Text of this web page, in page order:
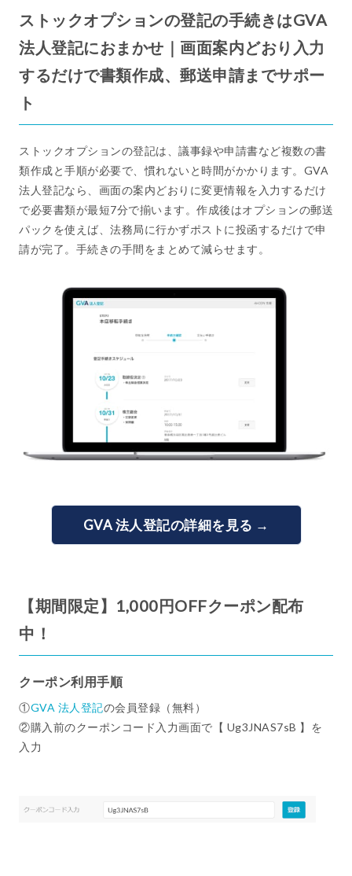
ストックオプションの登記の手続きはGVA
法人登記におまかせ｜画面案内どおり入力
するだけで書類作成、郵送申請までサポー
ト
ストックオプションの登記は、議事録や申請書など複数の書
類作成と手順が必要で、慣れないと時間がかかります。GVA
法人登記なら、画面の案内どおりに変更情報を入力するだけ
で必要書類が最短7分で揃います。作成後はオプションの郵送
パックを使えば、法務局に行かずポストに投函するだけで申
請が完了。手続きの手間をまとめて減らせます。
GVA 法人登記の詳細を見る →
【期間限定】1,000円OFFクーポン配布
中！
クーポン利用手順
①GVA 法人登記の会員登録（無料）
②購入前のクーポンコード入力画面で【 Ug3JNAS7sB 】を
入力